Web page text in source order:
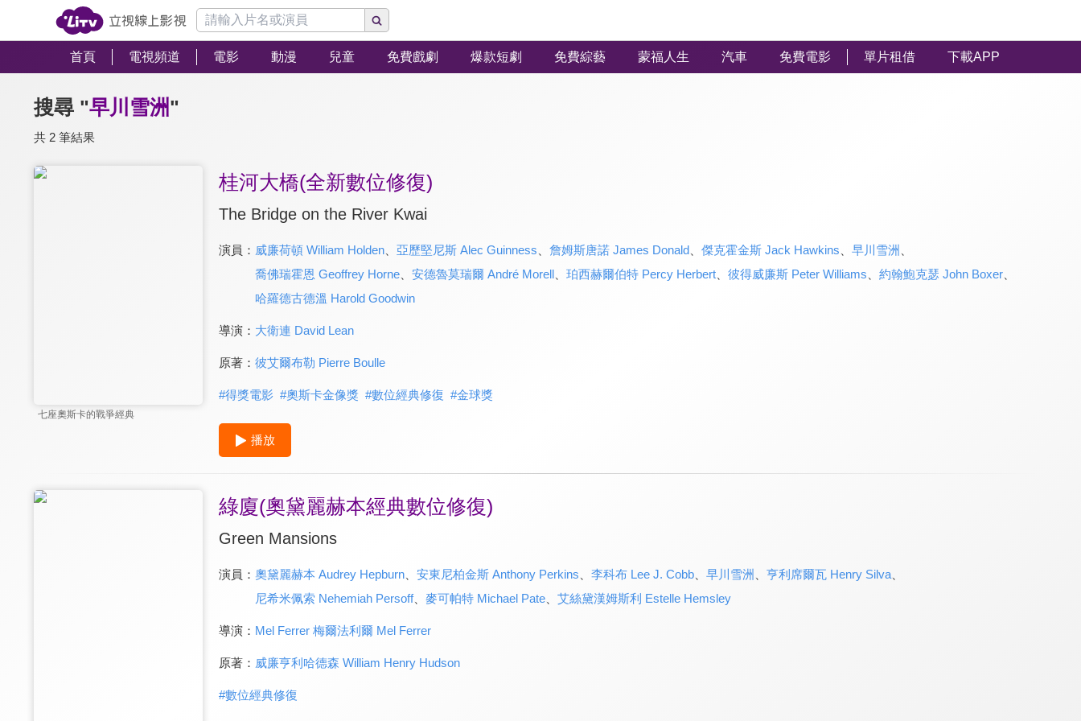
首頁 電視頻道 電影 動漫 兒童 免費戲劇 爆款短劇 免費綜藝 蒙福人生 汽車 免費電影 單片租借 下載APP
搜尋 "早川雪洲"
共 2 筆結果
七座奧斯卡的戰爭經典
桂河大橋(全新數位修復)
The Bridge on the River Kwai
演員： 威廉荷頓 William Holden、 亞歷堅尼斯 Alec Guinness 詹姆斯唐諾 James Donald、 傑克霍金斯 Jack Hawkins 早川雪洲
喬佛瑞霍恩 Geoffrey Horne、 安德魯莫瑞爾 André Morell、 珀西赫爾伯特 Percy Herbert、 彼得威廉斯 Peter Williams 約翰鮑克瑟 John Boxer、
哈羅德古德溫 Harold Goodwin
導演： 大衛連 David Lean
原著： 彼艾爾布勒 Pierre Boulle
#得獎電影 #奧斯卡金像獎 #數位經典修復 #金球獎
播放
綠廈(奧黛麗赫本經典數位修復)
Green Mansions
演員： 奧黛麗赫本 Audrey Hepburn、 安東尼柏金斯 Anthony Perkins 李科布 Lee J. Cobb、 早川雪洲 亨利席爾瓦 Henry Silva、
尼希米佩索 Nehemiah Persoff、 麥可帕特 Michael Pate、 艾絲黛漢姆斯利 Estelle Hemsley
導演： Mel Ferrer 梅爾法利爾 Mel Ferrer
原著： 威廉亨利哈德森 William Henry Hudson
#數位經典修復